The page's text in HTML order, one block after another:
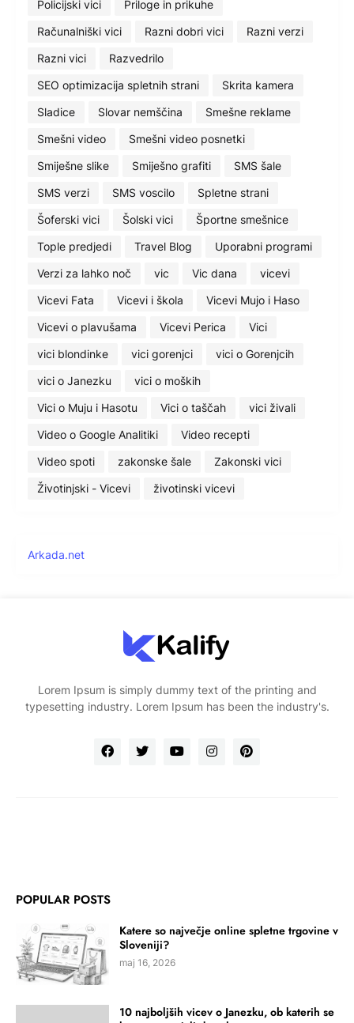
Policijski vici
Priloge in prikuhe
Računalniški vici
Razni dobri vici
Razni verzi
Razni vici
Razvedrilo
SEO optimizacija spletnih strani
Skrita kamera
Sladice
Slovar nemščina
Smešne reklame
Smešni video
Smešni video posnetki
Smiješne slike
Smiješno grafiti
SMS šale
SMS verzi
SMS voscilo
Spletne strani
Šoferski vici
Šolski vici
Športne smešnice
Tople predjedi
Travel Blog
Uporabni programi
Verzi za lahko noč
vic Vic dana
vicevi
Vicevi Fata
Vicevi i škola
Vicevi Mujo i Haso
Vicevi o plavušama
Vicevi Perica
Vici
vici blondinke
vici gorenjci
vici o Gorenjcih
vici o Janezku
vici o moških
Vici o Muju i Hasotu
Vici o taščah
vici živali
Video o Google Analitiki
Video recepti
Video spoti
zakonske šale
Zakonski vici
Životinjski - Vicevi
životinski vicevi
Arkada.net
Lorem Ipsum is simply dummy text of the printing and
typesetting industry. Lorem Ipsum has been the industry's.
POPULAR POSTS
Katere so največje online spletne trgovine v
Sloveniji?
maj 16, 2026
10 najboljših vicev o Janezku, ob katerih se